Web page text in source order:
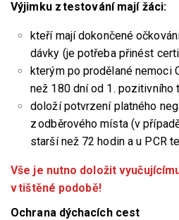
Výjimku z testování mají žáci:
kteří mají dokončené
dávky (je potřeba přinést
kterým po prodělané nemoci
než 180 dní od 1. pozitivního
doloží potvrzení platného
z odběrového místa (v
starší než 72 hodin a u PCR
Vše je nutno doložit
v tištěné podobě!
Ochrana dýchacích cest